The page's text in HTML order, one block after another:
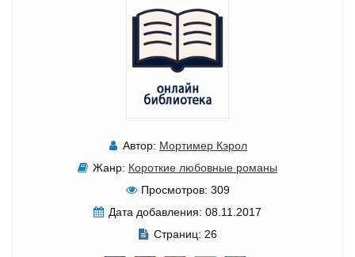
Автор: Мортимер Кэрол
Жанр: Короткие любовные романы
Просмотров: 309
Дата добавления: 08.11.2017
Страниц: 26